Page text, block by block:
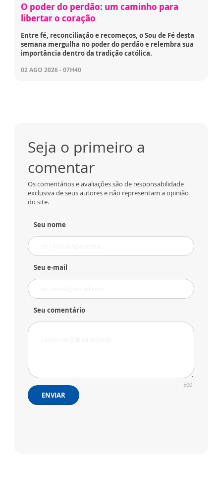
O poder do perdão: um caminho para
libertar o coração
Entre fé, reconciliação e recomeços, o Sou de Fé desta
semana mergulha no poder do perdão e relembra sua
importância dentro da tradição católica.
02 AGO 2026 - 07H40
Seja o primeiro a
comentar
Os comentários e avaliações são de responsabilidade
exclusiva de seus autores e não representam a opinião
do site.
Seu nome
Seu e-mail
Seu comentário
500
ENVIAR